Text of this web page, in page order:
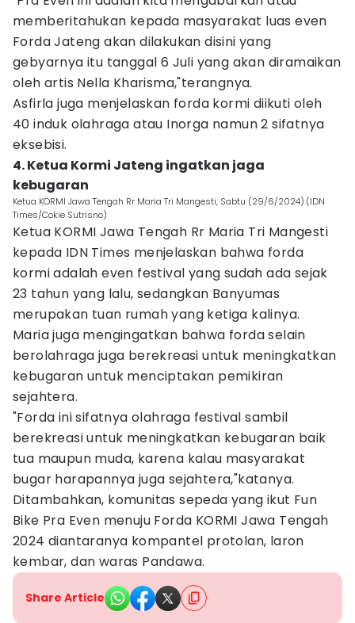
memberitahukan kepada masyarakat luas even
Forda Jateng akan dilakukan disini yang
gebyarnya itu tanggal 6 Juli yang akan diramaikan
oleh artis Nella Kharisma,"terangnya.
Asfirla juga menjelaskan forda kormi diikuti oleh
40 induk olahraga atau Inorga namun 2 sifatnya
eksebisi.
4. Ketua Kormi Jateng ingatkan jaga
kebugaran
Ketua KORMI Jawa Tengah Rr Maria Tri Mangesti, Sabtu (29/6/2024).(IDN
Times/Cokie Sutrisno)
Ketua KORMI Jawa Tengah Rr Maria Tri Mangesti
kepada IDN Times menjelaskan bahwa forda
kormi adalah even festival yang sudah ada sejak
23 tahun yang lalu, sedangkan Banyumas
merupakan tuan rumah yang ketiga kalinya.
Maria juga mengingatkan bahwa forda selain
berolahraga juga berekreasi untuk meningkatkan
kebugaran untuk menciptakan pemikiran
sejahtera.
"Forda ini sifatnya olahraga festival sambil
berekreasi untuk meningkatkan kebugaran baik
tua maupun muda, karena kalau masyarakat
bugar harapannya juga sejahtera,"katanya.
Ditambahkan, komunitas sepeda yang ikut Fun
Bike Pra Even menuju Forda KORMI Jawa Tengah
2024 diantaranya kompantel protolan, laron
kembar, dan waras Pandawa.
Share Article